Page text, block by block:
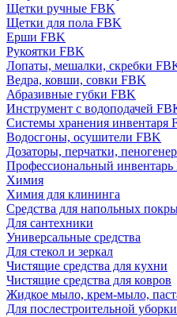
Щетки ручные FBK
Щетки для пола FBK
Ерши FBK
Рукоятки FBK
Лопаты, мешалки, скребки
Ведра, ковши, совки FBK
Абразивные губки FBK
Инструмент с водоподачей
Системы хранения инвентаря
Водосгоны, осушители FBK
Дозаторы, перчатки,
Профессиональный инвентарь
Химия
Химия для клининга
Средства для напольных
Для сантехники
Универсальные средства
Для стекол и зеркал
Чистящие средства для кухни
Чистящие средства для ковров
Жидкое мыло, крем-мыло,
Для послестроительной уборки